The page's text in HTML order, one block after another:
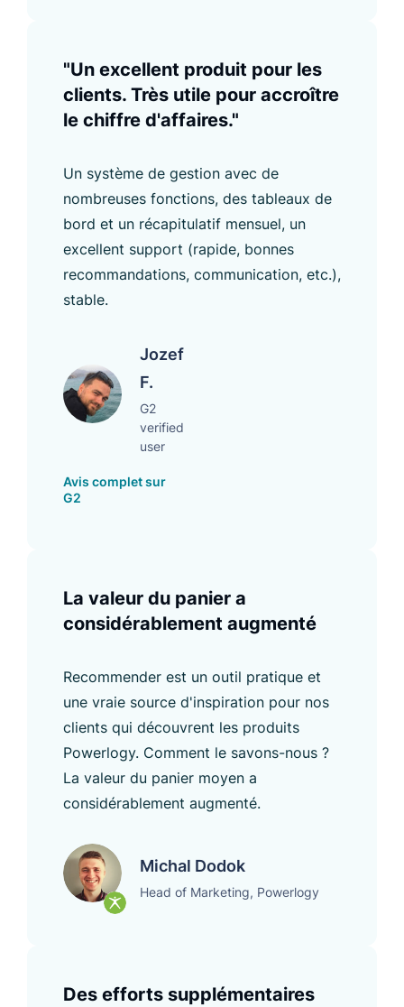
"Un excellent produit pour les
clients. Très utile pour accroître
le chiffre d'affaires."
Un système de gestion avec de
nombreuses fonctions, des tableaux de
bord et un récapitulatif mensuel, un
excellent support (rapide, bonnes
recommandations, communication, etc.),
stable.
Jozef
F.
G2
verified
user
Avis complet sur
G2
La valeur du panier a
considérablement augmenté
Recommender est un outil pratique et
une vraie source d'inspiration pour nos
clients qui découvrent les produits
Powerlogy. Comment le savons-nous ?
La valeur du panier moyen a
considérablement augmenté.
Michal Dodok
Head of Marketing, Powerlogy
Des efforts supplémentaires